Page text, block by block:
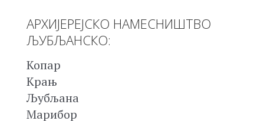
АРХИЈЕРЕЈСКО НАМЕСНИШТВО
ЉУБЉАНСКО:
Копар
Крањ
Љубљана
Марибор